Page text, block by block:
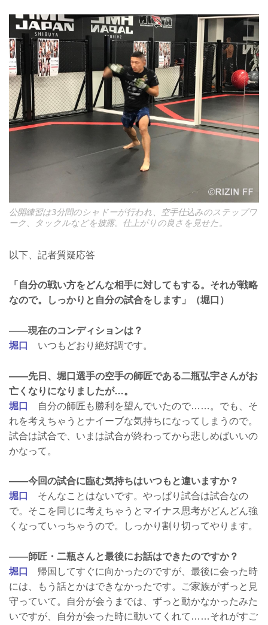
公開練習は3分間のシャドーが行われ、空手仕込みのステップワ
ーク、タックルなどを披露。仕上がりの良さを見せた。
以下、記者質疑応答
「自分の戦い方をどんな相手に対してもする。それが戦略
なので。しっかりと自分の試合をします」（堀口）
——現在のコンディションは？
堀口
いつもどおり絶好調です。
——先日、堀口選手の空手の師匠である二瓶弘宇さんがお
亡くなりになりましたが…。
堀口
自分の師匠も勝利を望んでいたので……。でも、そ
れを考えちゃうとナイーブな気持ちになってしまうので。
試合は試合で、いまは試合が終わってから悲しめばいいの
かなって。
——今回の試合に臨む気持ちはいつもと違いますか？
堀口
そんなことはないです。やっぱり試合は試合なの
で。そこを同じに考えちゃうとマイナス思考がどんどん強
くなっていっちゃうので。しっかり割り切ってやります。
——師匠・二瓶さんと最後にお話はできたのですか？
堀口
帰国してすぐに向かったのですが、最後に会った時
には、もう話とかはできなかったです。ご家族がずっと見
守っていて。自分が会うまでは、ずっと動かなかったみた
いですが、自分が会った時に動いてくれて……それがすご